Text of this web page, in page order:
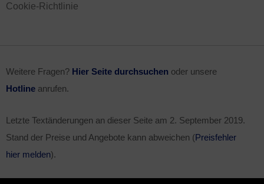
Cookie-Richtlinie
Weitere Fragen? Hier Seite durchsuchen oder unsere
Hotline anrufen.
Letzte Textänderungen an dieser Seite am 2. September 2019.
Stand der Preise und Angebote kann abweichen (Preisfehler
hier melden).